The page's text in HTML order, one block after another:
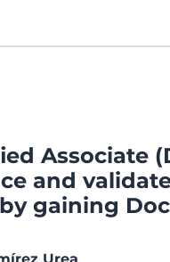
application into
and later run it using
and its
to
in production. By the
some more
about Docker and
Associate
and
gaining